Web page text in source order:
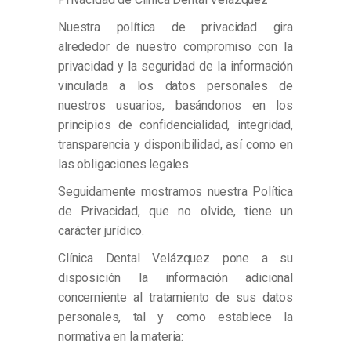
Nuestra política de privacidad gira
alrededor de nuestro compromiso con la
privacidad y la seguridad de la información
vinculada a los datos personales de
nuestros usuarios, basándonos en los
principios de confidencialidad, integridad,
transparencia y disponibilidad, así como en
las obligaciones legales.
Seguidamente mostramos nuestra Política
de Privacidad, que no olvide, tiene un
carácter jurídico.
Clínica Dental Velázquez pone a su
disposición la información adicional
concerniente al tratamiento de sus datos
personales, tal y como establece la
normativa en la materia: